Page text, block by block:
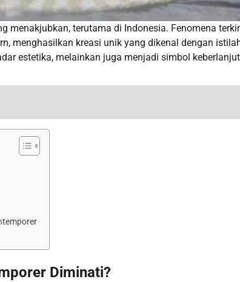
menakjubkan, terutama di Indonesia. Fenomena
menghasilkan kreasi unik yang dikenal dengan
estetika, melainkan juga menjadi simbol
Diminati?